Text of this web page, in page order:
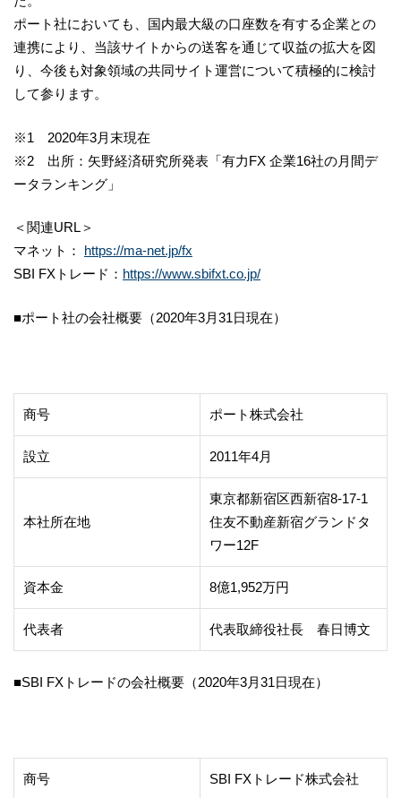
ポート社においても、国内最大級の口座数を有する企業との
連携により、当該サイトからの送客を通じて収益の拡大を図
り、今後も対象領域の共同サイト運営について積極的に検討
して参ります。
※1 2020年3月末現在
※2 出所：矢野経済研究所発表「有力FX 企業16社の月間デ
ータランキング」
＜関連URL＞
マネット： https://ma-net.jp/fx
SBI FXトレード： https://www.sbifxt.co.jp/
■ポート社の会社概要（2020年3月31日現在）
商号 ポート株式会社
設立 2011年4月
本社所在地
東京都新宿区西新宿8-17-1
住友不動産新宿グランドタ
ワー12F
資本金 8億1,952万円
代表者 代表取締役社長 春日博文
■SBI FXトレードの会社概要（2020年3月31日現在）
商号 SBI FXトレード株式会社